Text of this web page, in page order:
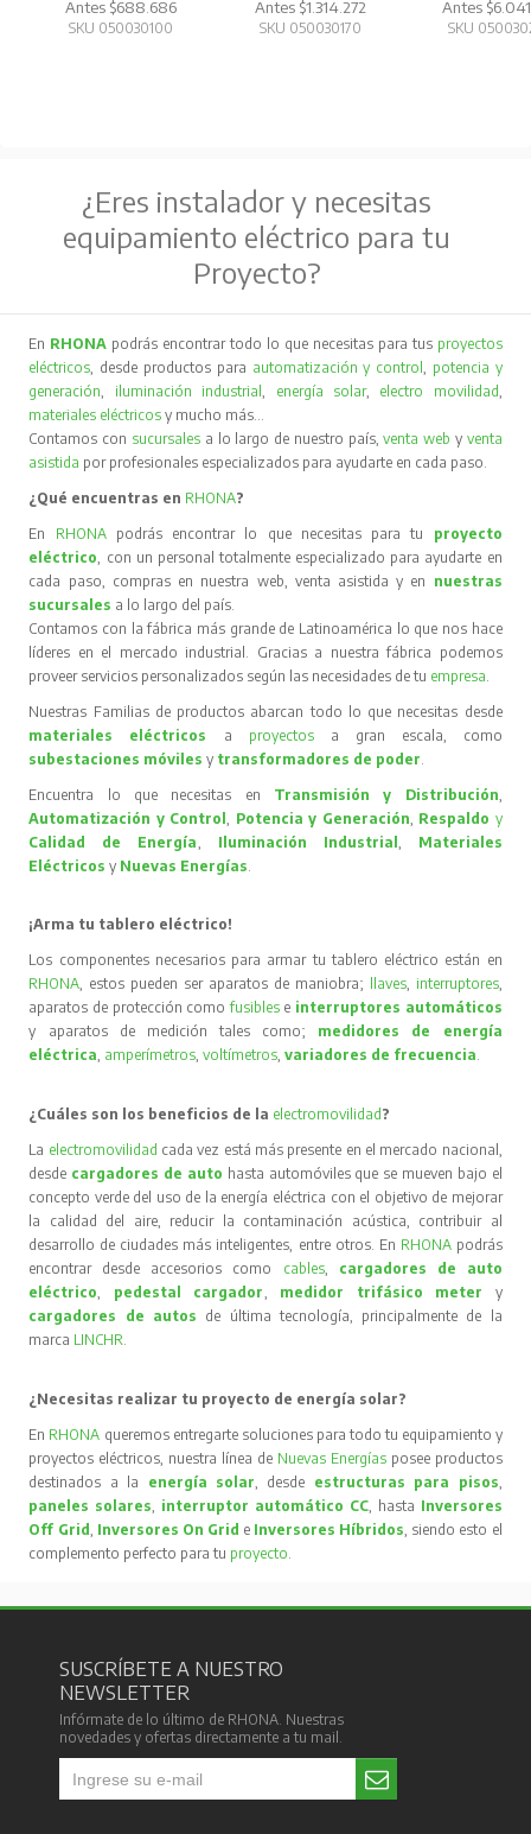
Antes $688.686
SKU 050030100
Antes $1.314.272
SKU 050030170
Antes
SKU
¿Eres instalador y necesitas
equipamiento eléctrico para tu
Proyecto?
En RHONA podrás encontrar todo lo que necesitas para tus proyectos
eléctricos , desde productos para automatización y control
potencia y
generación
iluminación industrial energía solar, electro movilidad
materiales eléctricos y mucho más…
Contamos con sucursales a lo largo de nuestro país,venta web y venta
asistida por profesionales especializados para ayudarte en cada paso.
¿Qué encuentras en RHONA?
En RHONA podrás encontrar lo que necesitas para tu proyecto
eléctrico , con un personal totalmente especializado para ayudarte en
cada paso, compras en nuestra web, venta asistida y en nuestras
sucursales a lo largo del país.
Contamos con la fábrica más grande de Latinoamérica lo que nos hace
líderes en el mercado industrial. Gracias a nuestra fábrica podemos
proveer servicios personalizados según las necesidades de tu empresa
Nuestras Familias de productos abarcan todo lo que necesitas desde
materiales eléctricos
a proyectos
a gran escala, como
subestaciones móvilesy transformadores de poder
Encuentra lo que necesitas en Transmisión y Distribución
Automatización y Control
Potencia y Generación Respaldo y
Calidad de Energía
Iluminación Industrial
Materiales
Eléctricos y Nuevas Energías
¡Arma tu tablero eléctrico!
Los componentes necesarios para armar tu tablero eléctrico están en
RHONA , estos pueden ser aparatos de maniobra; llaves, interruptores,
aparatos de protección comofusibles e interruptores automáticos
y aparatos de medición tales como; medidores de energía
eléctrica amperímetros ,voltímetros ,variadores de frecuencia
¿Cuáles son los beneficios de la electromovilidad?
La electromovilidad cada vez está más presente en el mercado nacional,
desde cargadores de auto hasta automóviles que se mueven bajo el
concepto verde del uso de la energía eléctrica con el objetivo de mejorar
la calidad del aire, reducir la contaminación acústica, contribuir al
desarrollo de ciudades más inteligentes, entre otros. En RHONA podrás
encontrar desde accesorios como cables, cargadores de auto
eléctrico
pedestal cargador medidor trifásico meter
y
cargadores de autos de última tecnología, principalmente de la
marca LINCHR
¿Necesitas realizar tu proyecto de energía solar?
En RHONA queremos entregarte soluciones para todo tu equipamiento y
proyectos eléctricos, nuestra línea de Nuevas Energíasposee productos
destinados a la energía solar , desde estructuras para pisos
paneles solares
interruptor automático CC, hasta Inversores
Off Grid Inversores On Grid e Inversores Híbridos , siendo esto el
complemento perfecto para tu proyecto
SUSCRÍBETE A NUESTRO
NEWSLETTER
Infórmate de lo último de RHONA. Nuestras
novedades y ofertas directamente a tu mail.